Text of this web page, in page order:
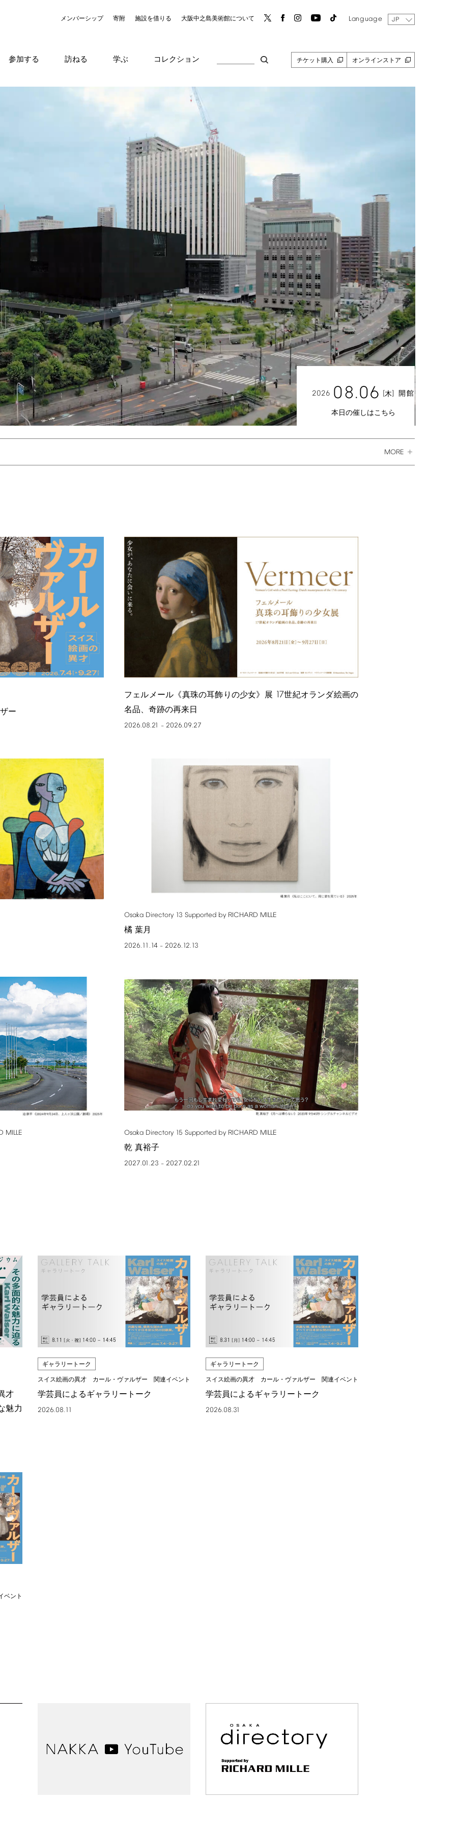
メンバーシップ 寄附 施設を借りる 大阪中之島美術館について Language JP
参加する 訪ねる 学ぶ コレクション チケット購入 オンラインストア
2026 08.06 [木] 開館
本日の催しはこちら
MORE
ー
フェルメール《真珠の耳飾りの少女》展 17世紀オランダ絵画の
名品、奇跡の再来日
2026.08.21 – 2026.09.27
Osaka Directory 13 Supported by RICHARD MILLE
橘 葉月
2026.11.14 – 2026.12.13
MILLE Osaka Directory 15 Supported by RICHARD MILLE
乾 真裕子
2027.01.23 – 2027.02.21
才
魅力
ギャラリートーク
スイス絵画の異才 カール・ヴァルザー 関連イベント
学芸員によるギャラリートーク
2026.08.11
ギャラリートーク
スイス絵画の異才 カール・ヴァルザー 関連イベント
学芸員によるギャラリートーク
2026.08.31
ベント